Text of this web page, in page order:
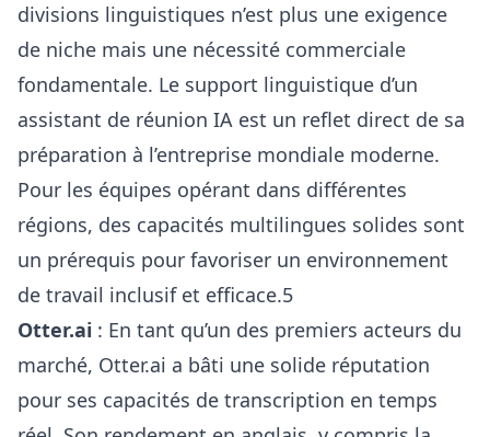
divisions linguistiques n’est plus une exigence
de niche mais une nécessité commerciale
fondamentale. Le support linguistique d’un
assistant de réunion IA est un reflet direct de sa
préparation à l’entreprise mondiale moderne.
Pour les équipes opérant dans différentes
régions, des capacités multilingues solides sont
un prérequis pour favoriser un environnement
de travail inclusif et efficace.5
Otter.ai : En tant qu’un des premiers acteurs du
marché, Otter.ai a bâti une solide réputation
pour ses capacités de transcription en temps